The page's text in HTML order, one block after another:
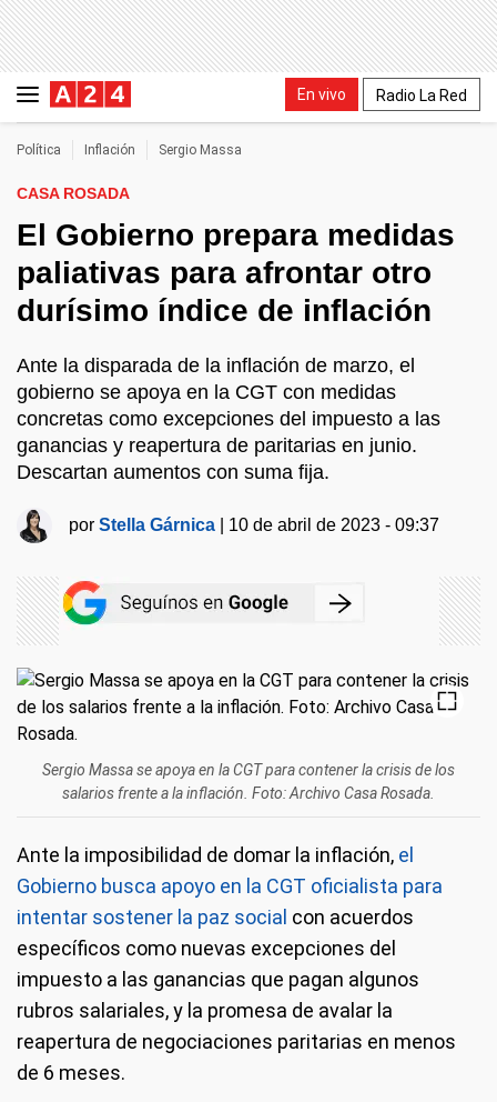
En vivo Radio La Red
Política Inflación Sergio Massa
CASA ROSADA
El Gobierno prepara medidas
paliativas para afrontar otro
durísimo índice de inflación
Ante la disparada de la inflación de marzo, el
gobierno se apoya en la CGT con medidas
concretas como excepciones del impuesto a las
ganancias y reapertura de paritarias en junio.
Descartan aumentos con suma fija.
porStella Gárnica 10 de abril de 2023 - 09:37
Sergio Massa se apoya en la CGT para contener la crisis de los
salarios frente a la inflación. Foto: Archivo Casa Rosada.
Ante la imposibilidad de domar la inflación, el
Gobierno busca apoyo en la CGT oficialista para
intentar sostener la paz social con acuerdos
específicos como nuevas excepciones del
impuesto a las ganancias que pagan algunos
rubros salariales, y la promesa de avalar la
reapertura de negociaciones paritarias en menos
de 6 meses.